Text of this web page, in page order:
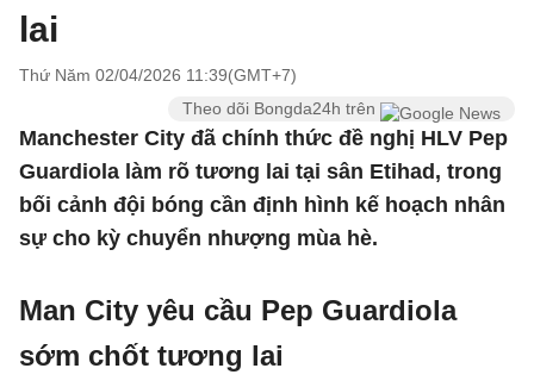
lai
Thứ Năm 02/04/2026 11:39(GMT+7)
Theo dõi Bongda24h trên
Manchester City đã chính thức đề nghị HLV Pep
Guardiola làm rõ tương lai tại sân Etihad, trong
bối cảnh đội bóng cần định hình kế hoạch nhân
sự cho kỳ chuyển nhượng mùa hè.
Man City yêu cầu Pep Guardiola
sớm chốt tương lai